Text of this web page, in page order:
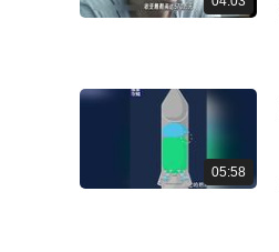
05:58